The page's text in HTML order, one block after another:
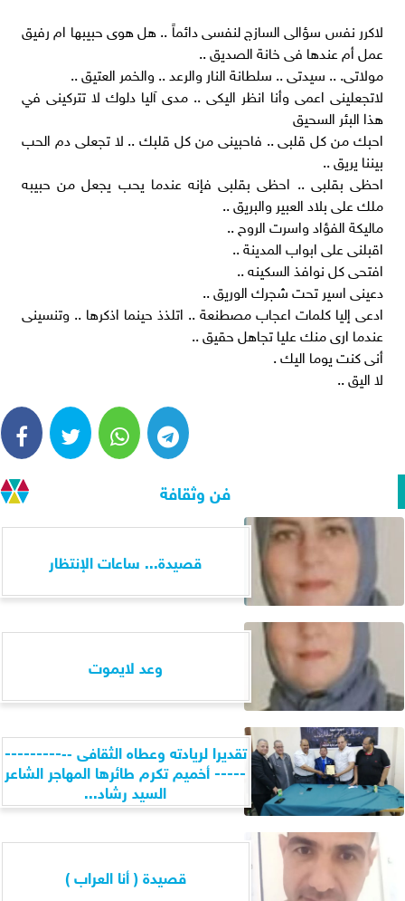
لاكرر نفس سؤالى السازج لنفسى دائماً .. هل هوى حبيبها ام رفيق
عمل أم عندها فى خانة الصديق ..
مولاتى. .. سيدتى .. سلطانة النار والرعد .. والخمر العتيق ..
لاتجعلينى اعمى وأنا انظر اليكى .. مدى آليا دلوك لا تتركينى في
هذا البئر السحيق
احبك من كل قلبى .. فاحبينى من كل قلبك .. لا تجعلى دم الحب
بيننا يريق ..
احظى بقلبى .. احظى بقلبى فإنه عندما يحب يجعل من حبيبه
ملك على بلاد العبير والبريق ..
ماليكة الفؤاد واسرت الروح ..
اقبلنى على ابواب المدينة ..
افتحى كل نوافذ السكينه ..
دعينى اسير تحت شجرك الوريق ..
ادعى إليا كلمات اعجاب مصطنعة .. اتلذذ حينما اذكرها .. وتنسينى
عندما ارى منك عليا تجاهل حقيق ..
أنى كنت يوما اليك .
لا اليق ..
فن وثقافة
قصيدة... ساعات الإنتظار
وعد لايموت
تقديرا لريادته وعطاه الثقافى ‐‐---------
----- أخميم تكرم طائرها المهاجر الشاعر
السيد رشاد...
قصيدة ( أنا العراب )